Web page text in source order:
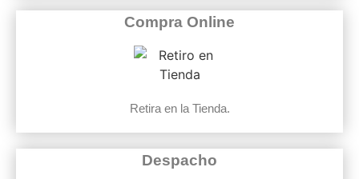
Compra Online
Retira en la Tienda.
Despacho